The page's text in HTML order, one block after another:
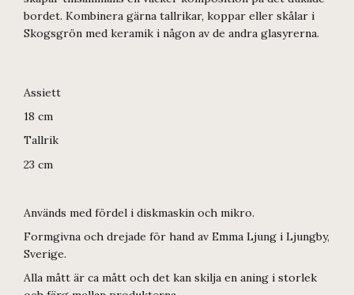
bordet. Kombinera gärna tallrikar, koppar eller skålar i
Skogsgrön med keramik i någon av de andra glasyrerna.
Assiett
18 cm
Tallrik
23 cm
Används med fördel i diskmaskin och mikro.
Formgivna och drejade för hand av Emma Ljung i Ljungby,
Sverige.
Alla mått är ca mått och det kan skilja en aning i storlek